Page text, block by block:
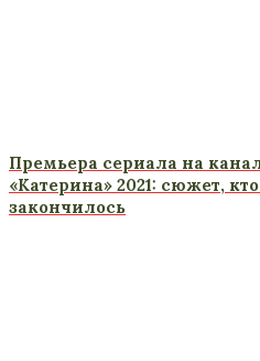
Премьера сериала на
«Катерина» 2021: сюжет,
закончилось